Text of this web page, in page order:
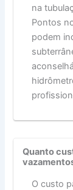
na
Pontos
podem
Quanto
O custo